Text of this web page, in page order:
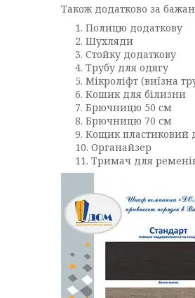
Також додатково за
Полицю додаткову
Шухляди
Стойку додаткову
Трубу для одягу
Мікроліфт (виїзна
Кошик для білизни
Брючницю 50 см
Брючницю 70 см
Кощик пластиковий
Органайзер
Тримач для